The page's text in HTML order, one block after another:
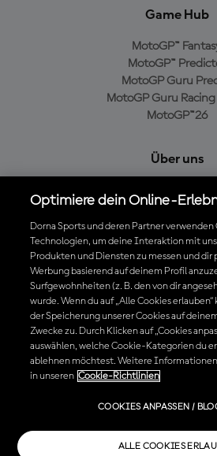
Game Hub
MotoGP™
MotoGP™
MotoGP Guru
MotoGP Guru
MotoGP™26
Über uns
Cookie-
Kaufrichtlinie
Die offizielle MotoGP™ App
© 2026 MotoGP Sports Entertainment
Optimiere dein Online-
Dorna Sports und deren Partner verwenden
Technologien, um deine Interaktion mit
Produkten und Diensten zu messen und dir
Werbung basierend auf deinem Profil
Surfgewohnheiten (z. B. den von dir
wurde. Wenn du auf „Alle Cookies
der Speicherung unserer Cookies auf
Zwecke zu. Durch Klicken auf „Cookies
auswählen, welche Cookie-Kategorien du
ablehnen möchtest. Weitere
in unseren Cookie-Richtlinien
COOKIES ANPASSEN /
ALLE COOKIES